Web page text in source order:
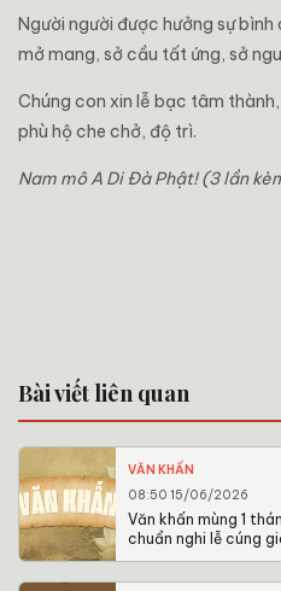
Người người được hưởng sự
mở mang, sở cầu tất ứng, sở
Chúng con xin lễ bạc tâm
phù hộ che chở, độ trì.
Nam mô A Di Đà Phật! (3 lần
Bài viết liên quan
VĂN KHẤN
08:50 15/06/2026
Văn khấn mùng 1
chuẩn nghi lễ cúng